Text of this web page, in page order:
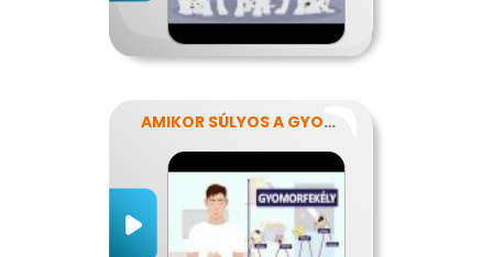
AMIKOR SÚLYOS A GYOMORFÁJÁS